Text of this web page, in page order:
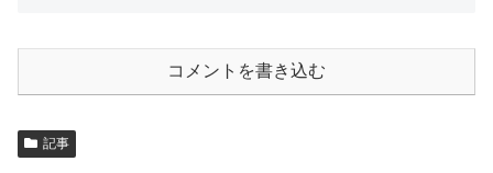
コメントを書き込む
記事